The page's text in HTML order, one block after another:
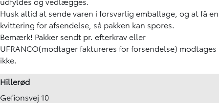
Husk altid at sende varen i forsvarlig emballage, og at få en
kvittering for afsendelse, så pakken kan spores.
Bemærk! Pakker sendt pr. efterkrav eller
UFRANCO(modtager faktureres for forsendelse) modtages
ikke.
Hillerød
Gefionsvej 10